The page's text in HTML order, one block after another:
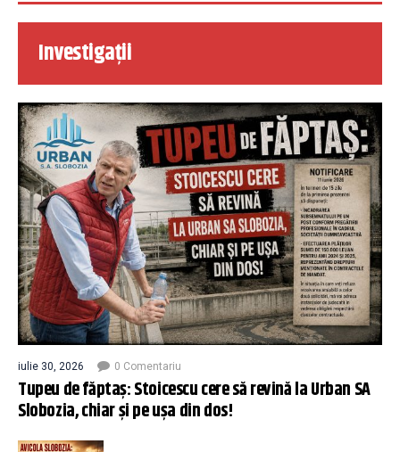
Investigații
iulie 30, 2026 0 Comentariu
Tupeu de făptaș: Stoicescu cere să revină la Urban SA
Slobozia, chiar și pe ușa din dos!